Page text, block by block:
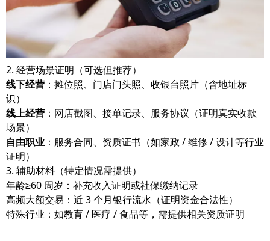
2. 经营场景证明（可选但推荐）
线下经营 ：摊位照、门店门头照、收银台照片（含地址标
识）
线上经营 ：网店截图、接单记录、服务协议（证明真实收款
场景）
自由职业 ：服务合同、资质证书（如家政 / 维修 / 设计等行业
证明）
3. 辅助材料（特定情况需提供）
年龄≥60 周岁：补充收入证明或社保缴纳记录
高频大额交易：近 3 个月银行流水（证明资金合法性）
特殊行业：如教育 / 医疗 / 食品等，需提供相关资质证明